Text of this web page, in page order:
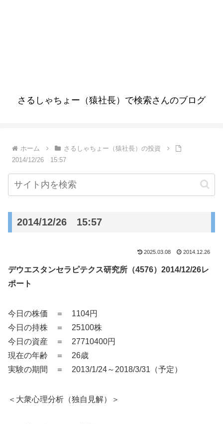
さるしゃちょー（猿社長）で検索さんのブログ
ホーム
さるしゃちょー（猿社長）の投資
2014/12/26 15:57
2014/12/26 15:57
2025.03.08 2014.12.26
デウエスタンセラピテクス研究所（4576）2014/12/26レ
ポート
今日の株価 ＝ 1104円
今日の持株 ＝ 25100株
今日の資産 ＝ 27710400円
現在の年齢 ＝ 26歳
実験の期間 ＝ 2013/1/24～2018/3/31（予定）
＜大衆心理分析（独自見解）＞